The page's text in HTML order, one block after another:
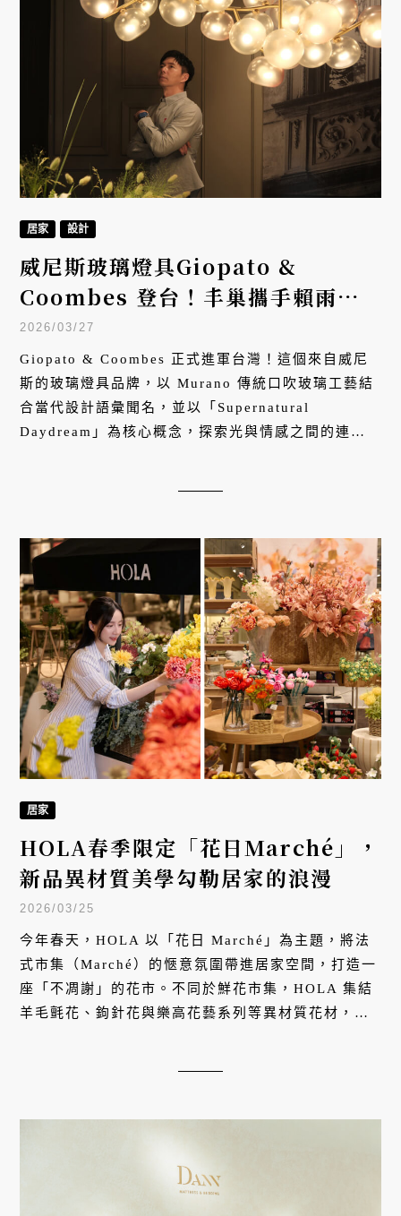
居家 設計
威尼斯玻璃燈具Giopato &
Coombes 登台！丰巢攜手賴雨農
詮釋光的感官體驗
2026/03/27
Giopato & Coombes 正式進軍台灣！這個來自威尼
斯的玻璃燈具品牌，以 Murano 傳統口吹玻璃工藝結
合當代設計語彙聞名，並以「Supernatural
Daydream」為核心概念，探索光與情感之間的連
居家
HOLA春季限定「花日Marché」，
新品異材質美學勾勒居家的浪漫
2026/03/25
今年春天，HOLA 以「花日 Marché」為主題，將法
式市集（Marché）的愜意氛圍帶進居家空間，打造一
座「不凋謝」的花市。不同於鮮花市集，HOLA 集結
羊毛氈花、鉤針花與樂高花藝系列等異材質花材，將
購買任一花材（擬真花、樂高花、羊毛氈花、鉤針